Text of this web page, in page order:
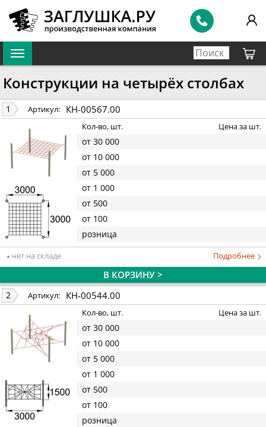
Конструкции на четырёх столбах
1 Артикул: КН-00567.00
Кол-во, шт. Цена за шт.
от 30 000
от 10 000
от 5 000
от 1 000
от 500
от 100
розница
нет на складе Подробнее
В КОРЗИНУ >
2 Артикул: КН-00544.00
Кол-во, шт. Цена за шт.
от 30 000
от 10 000
от 5 000
от 1 000
от 500
от 100
розница